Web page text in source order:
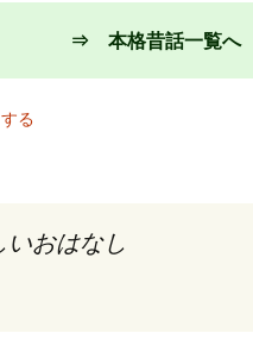
⇒ 本格昔話一覧へ
る
いおはなし